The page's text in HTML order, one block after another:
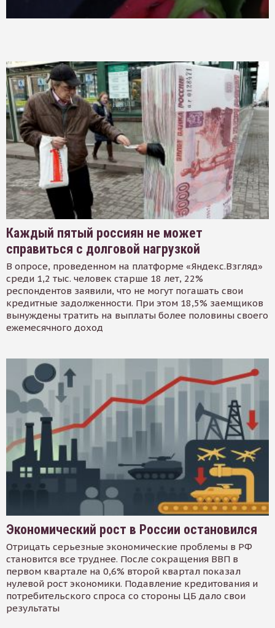
Каждый пятый россиян не может
справиться с долговой нагрузкой
В опросе, проведенном на платформе «Яндекс.Взгляд»
среди 1,2 тыс. человек старше 18 лет, 22%
респондентов заявили, что не могут погашать свои
кредитные задолженности. При этом 18,5% заемщиков
вынуждены тратить на выплаты более половины своего
ежемесячного доход
Экономический рост в России остановился
Отрицать серьезные экономические проблемы в РФ
становится все труднее. После сокращения ВВП в
первом квартале на 0,6% второй квартал показал
нулевой рост экономики. Подавление кредитования и
потребительского спроса со стороны ЦБ дало свои
результаты